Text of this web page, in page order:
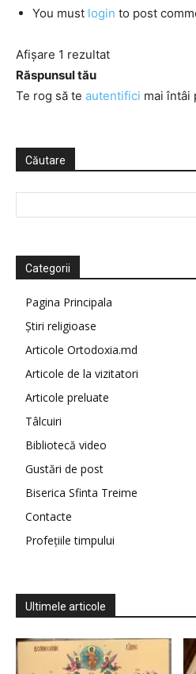
You must login to post
Afișare 1 rezultat
Răspunsul tău
Te rog să te autentifici mai întâi
Căutare
Categorii
Pagina Principala
Știri religioase
Articole Ortodoxia.md
Articole de la vizitatori
Articole preluate
Tâlcuiri
Bibliotecă video
Gustări de post
Biserica Sfinta Treime
Contacte
Profețiile timpului
Ultimele articole